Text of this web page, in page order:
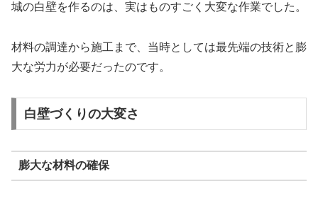
城の白壁を作るのは、実はものすごく大変な作業でした。
材料の調達から施工まで、当時としては最先端の技術と膨
大な労力が必要だったのです。
白壁づくりの大変さ
膨大な材料の確保